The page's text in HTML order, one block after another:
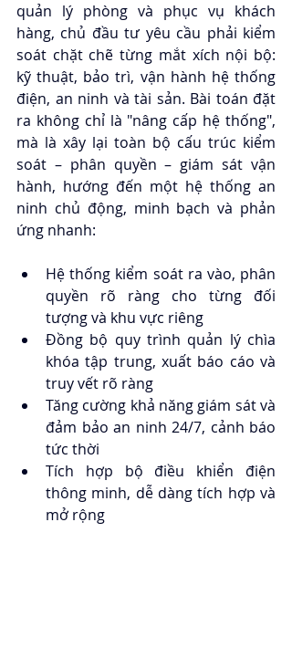
quản lý phòng và phục vụ khách
hàng, chủ đầu tư yêu cầu phải kiểm
soát chặt chẽ từng mắt xích nội bộ:
kỹ thuật, bảo trì, vận hành hệ thống
điện, an ninh và tài sản. Bài toán đặt
ra không chỉ là "nâng cấp hệ thống",
mà là xây lại toàn bộ cấu trúc kiểm
soát – phân quyền – giám sát vận
hành, hướng đến một hệ thống an
ninh chủ động, minh bạch và phản
ứng nhanh:
Hệ thống kiểm soát ra vào, phân
quyền rõ ràng cho từng đối
tượng và khu vực riêng
Đồng bộ quy trình quản lý chìa
khóa tập trung, xuất báo cáo và
truy vết rõ ràng
Tăng cường khả năng giám sát và
đảm bảo an ninh 24/7, cảnh báo
tức thời
Tích hợp bộ điều khiển điện
thông minh, dễ dàng tích hợp và
mở rộng